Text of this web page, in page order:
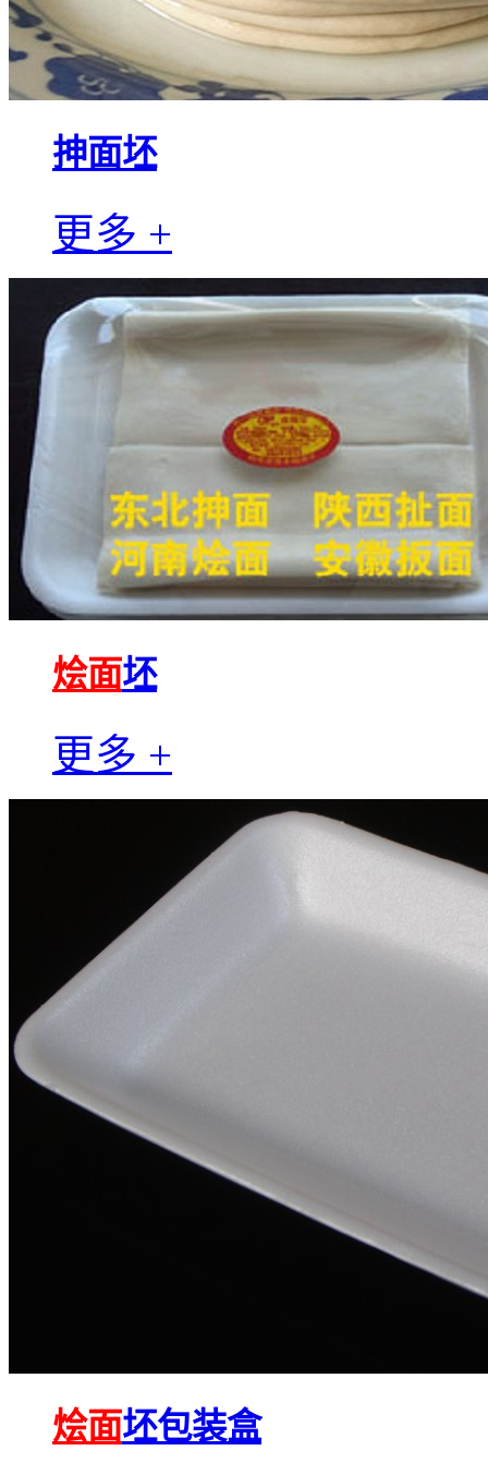
抻面坯
更多 +
烩面坯
更多 +
烩面坯包装盒